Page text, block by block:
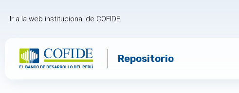
Ir a la web institucional de COFIDE
Repositorio